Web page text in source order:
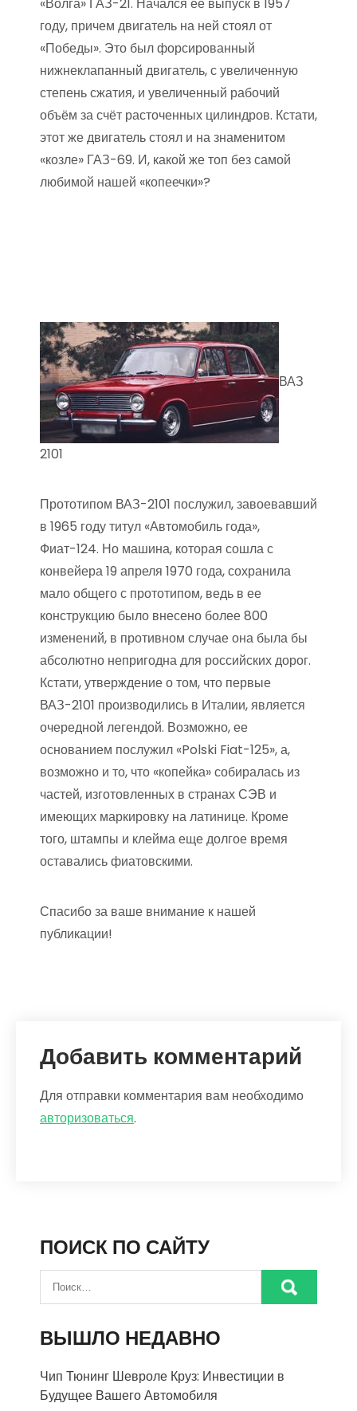
году, причем двигатель на ней стоял от
«Победы». Это был форсированный
нижнеклапанный двигатель, с увеличенную
степень сжатия, и увеличенный рабочий
объём за счёт расточенных цилиндров. Кстати,
этот же двигатель стоял и на знаменитом
«козле» ГАЗ-69. И, какой же топ без самой
любимой нашей «копеечки»?
ВАЗ
2101
Прототипом ВАЗ-2101 послужил, завоевавший
в 1965 году титул «Автомобиль года»,
Фиат-124. Но машина, которая сошла с
конвейера 19 апреля 1970 года, сохранила
мало общего с прототипом, ведь в ее
конструкцию было внесено более 800
изменений, в противном случае она была бы
абсолютно непригодна для российских дорог.
Кстати, утверждение о том, что первые
ВАЗ-2101 производились в Италии, является
очередной легендой. Возможно, ее
основанием послужил «Polski Fiat-125», а,
возможно и то, что «копейка» собиралась из
частей, изготовленных в странах СЭВ и
имеющих маркировку на латинице. Кроме
того, штампы и клейма еще долгое время
оставались фиатовскими.
Спасибо за ваше внимание к нашей
публикации!
Добавить комментарий
Для отправки комментария вам необходимо
авторизоваться.
ПОИСК ПО САЙТУ
ВЫШЛО НЕДАВНО
Чип Тюнинг Шевроле Круз: Инвестиции в
Будущее Вашего Автомобиля